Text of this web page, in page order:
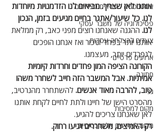
אסטרטגיה לעסקים מצליחים
פסיכולוגיה של משבר עסקי
צעדים להצלחה עסקית
ארועים פרטיים
חתונה
גג
מקום למסיבות
מקום לארועים אלטרנטיביים
אותנו לאן שצריך. מביאים לנו הזדמנויות מיוחדות
לנו. כל שיעור/אתגר בחיים מגיעים בזמן, הנכון
לנו. ההגנה שאנחנו רוצים מפני כאב, רק ממלאת
אותנו יותר בפחד וניכור ואז אנחנו הופכים
לנפרדים יותר, מעצמנו.
הקורונה הציפה המון פחדים וחרדות קיומיות
אמיתיות. אבל המשבר הזה חייב לשחרר משהו
טוב, להרבה מאוד אנשים. להשתחרר מהנרטיב,
מהסרט הישן של חיינו ולתת לחיים לקחת אותנו
לאן שאנחנו צריכים להגיע.
רק האמיצים, משחררים ויגיעו רחוק.